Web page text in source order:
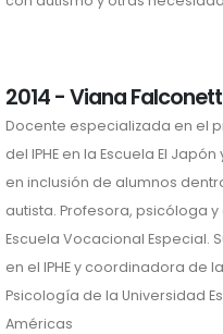
2014 - Viana Falconett
Docente especializada en el
del IPHE en la Escuela El
en inclusión de alumnos
autista. Profesora, psicóloga
Escuela Vocacional Especial.
en el IPHE y coordinadora de
Psicología de la Universidad
Américas